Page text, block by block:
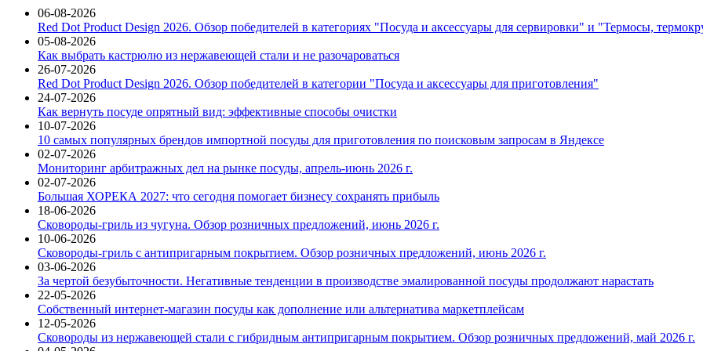
06-08-2026
Red Dot Product Design 2026. Обзор победителей в категориях "Посуда и аксессуары для сервировки" и "Термосы,
05-08-2026
Как выбрать кастрюлю из нержавеющей стали и не разочароваться
26-07-2026
Red Dot Product Design 2026. Обзор победителей в категории "Посуда и аксессуары для приготовления"
24-07-2026
Как вернуть посуде опрятный вид: эффективные способы очистки
10-07-2026
10 самых популярных брендов импортной посуды для приготовления по поисковым запросам в Яндексе
02-07-2026
Мониторинг арбитражных дел на рынке посуды, апрель-июнь 2026 г.
02-07-2026
Большая ХОРЕКА 2027: что сегодня помогает бизнесу сохранять прибыль
18-06-2026
Сковороды-гриль из чугуна. Обзор розничных предложений, июнь 2026 г.
10-06-2026
Сковороды-гриль с антипригарным покрытием. Обзор розничных предложений, июнь 2026 г.
03-06-2026
За чертой безубыточности. Негативные тенденции в производстве эмалированной посуды продолжают нарастать
22-05-2026
Собственный интернет-магазин посуды как дополнение или альтернатива маркетплейсам
12-05-2026
Сковороды из нержавеющей стали с гибридным антипригарным покрытием. Обзор розничных предложений, май 2026 г.